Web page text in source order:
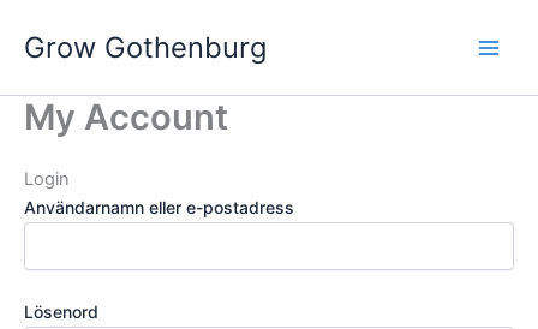
Grow Gothenburg
My Account
Login
Användarnamn eller e-postadress
Lösenord